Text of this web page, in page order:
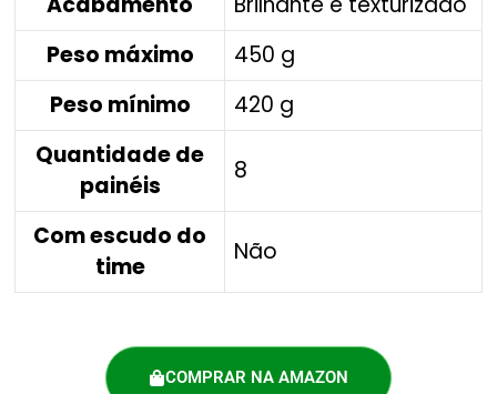
Peso máximo
450 g
Peso mínimo
420 g
Quantidade de
painéis
8
Com escudo do
time
Não
COMPRAR NA AMAZON